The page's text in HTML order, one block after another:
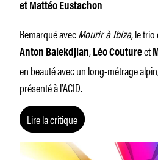
et Mattéo Eustachon
Remarqué avecMourir à Ibiza, le
Anton Balekdjian, Léo Coutureet
en beauté avec un long-métrage
présenté à l’ACID.
Lire la critique